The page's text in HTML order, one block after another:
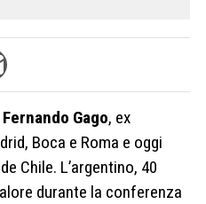
Fernando Gago, ex
Boca e Roma e oggi
Chile. L’argentino, 40
durante la conferenza